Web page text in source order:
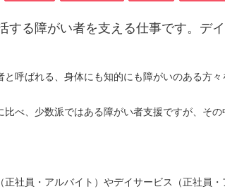
する障がい者を支える仕事です。デ
と呼ばれる、身体にも知的にも障がいのある方
比べ、少数派ではある障がい者支援ですが、そ
正社員・アルバイト）やデイサービス（正社員